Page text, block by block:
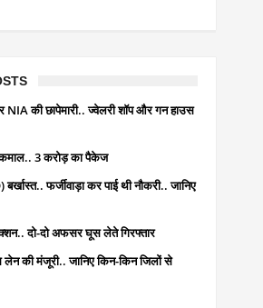
NIA की छापेमारी.. ज्वेलरी शॉप और गन हाउस
3 करोड़ का पैकेज
फर्जीवाड़ा कर पाई थी नौकरी.. जानिए
दो-दो अफसर घूस लेते गिरफ्तार
की मंजूरी.. जानिए किन-किन जिलों से